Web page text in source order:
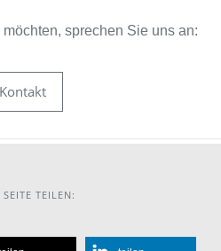
sprechen Sie uns an:
Kontakt
SEITE TEILEN: